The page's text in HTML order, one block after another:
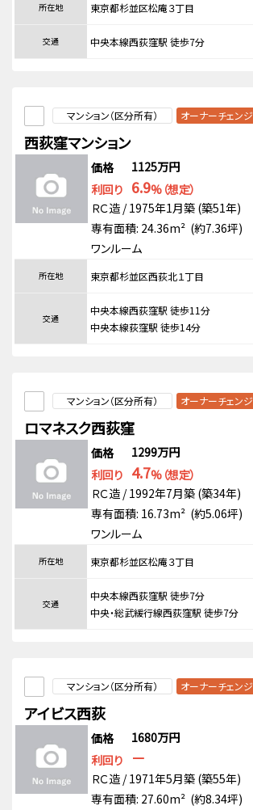
所在地 東京都杉並区松庵３丁目
交通 中央本線西荻窪駅 徒歩7分
マンション（区分所有） オーナーチェンジ
西荻窪マンション
価格
1125万円
利回り 6.9%（想定）
ＲＣ造 / 1975年1月築 (築51年)
専有面積: 24.36m² (約7.36坪)
ワンルーム
所在地 東京都杉並区西荻北１丁目
交通
中央本線西荻窪駅 徒歩11分
中央本線荻窪駅 徒歩14分
マンション（区分所有） オーナーチェンジ
ロマネスク西荻窪
価格
1299万円
利回り 4.7%（想定）
ＲＣ造 / 1992年7月築 (築34年)
専有面積: 16.73m² (約5.06坪)
ワンルーム
所在地 東京都杉並区松庵３丁目
交通
中央本線西荻窪駅 徒歩7分
中央・総武緩行線西荻窪駅 徒歩7分
マンション（区分所有） オーナーチェンジ
アイビス西荻
価格
1680万円
利回り
－
ＲＣ造 / 1971年5月築 (築55年)
専有面積: 27.60m² (約8.34坪)